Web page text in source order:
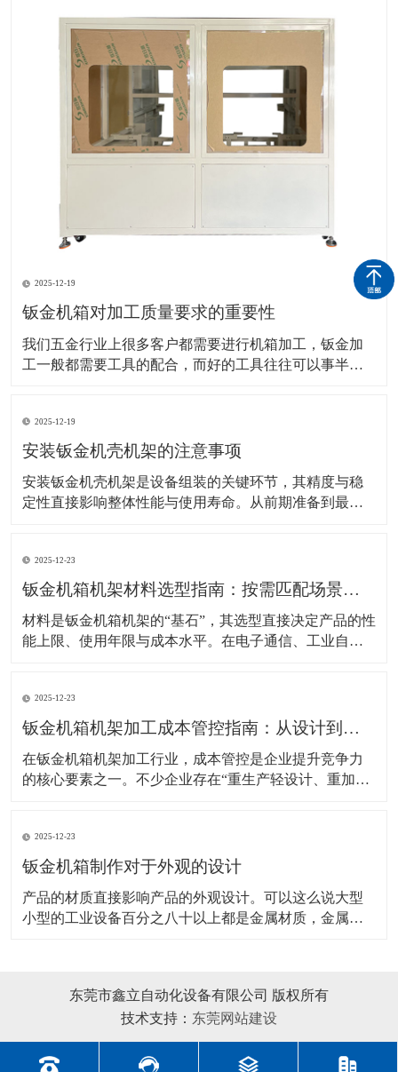
2025-12-19
钣金机箱对加工质量要求的重要性
我们五金行业上很多客户都需要进行机箱加工，钣金加
工一般都需要工具的配合，而好的工具往往可以事半功
备、成型设备、焊接设备，车床等。在前期加工之前客
户需要进行说明要求进行设计图纸。 该技术的应用在机
2025-12-19
安装钣金机壳机架的注意事项
安装钣金机壳机架是设备组装的关键环节，其精度与稳
定性直接影响整体性能与使用寿命。从前期准备到最终
前的环境与工具准备是基础保障。工作场地需保持清洁
干燥，避免灰尘或湿气侵入机壳内部，尤其是电子设备
2025-12-23
钣金机箱机架材料选型指南：按需匹配场景，兼顾性能与经济性
材料是钣金机箱机架的“基石”，其选型直接决定产品的性
能上限、使用年限与成本水平。在电子通信、工业自动
计人员常因材料选型不当，出现“过度设计增加成
本”或“性能不足导致故障”的问题。本文将结合主流材料
2025-12-23
钣金机箱机架加工成本管控指南：从设计到生产的全流程降本策略
在钣金机箱机架加工行业，成本管控是企业提升竞争力
的核心要素之一。不少企业存在“重生产轻设计、重加工
穿设计、材料采购、加工生产、质量控制等全流程，每
个环节都存在降本优化的空间。本文将从全流程视角，
2025-12-23
钣金机箱制作对于外观的设计
产品的材质直接影响产品的外观设计。可以这么说大型
小型的工业设备百分之八十以上都是金属材质，金属材
的方法及其注意事项。 首先，工业钣金设备造型设计受
东莞市鑫立自动化设备有限公司 版权所有
技术支持： 东莞网站建设